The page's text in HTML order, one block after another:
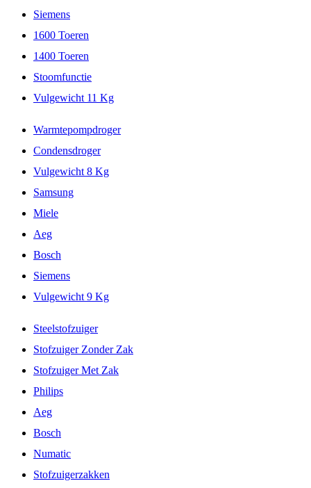
Siemens
1600 Toeren
1400 Toeren
Stoomfunctie
Vulgewicht 11 Kg
Warmtepompdroger
Condensdroger
Vulgewicht 8 Kg
Samsung
Miele
Aeg
Bosch
Siemens
Vulgewicht 9 Kg
Steelstofzuiger
Stofzuiger Zonder Zak
Stofzuiger Met Zak
Philips
Aeg
Bosch
Numatic
Stofzuigerzakken